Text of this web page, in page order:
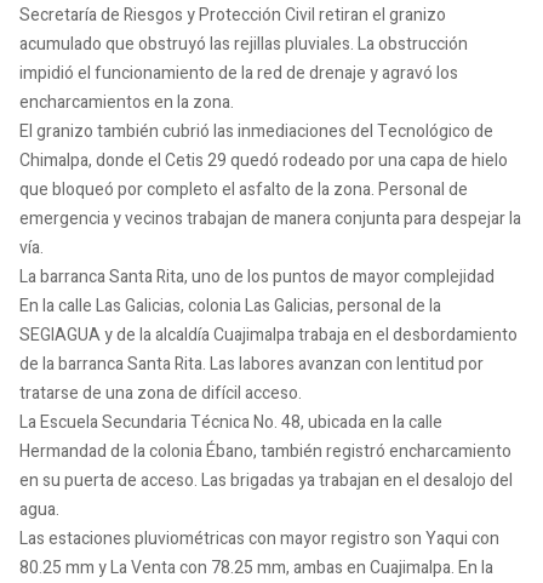
Secretaría de Riesgos y Protección Civil retiran el granizo
acumulado que obstruyó las rejillas pluviales. La obstrucción
impidió el funcionamiento de la red de drenaje y agravó los
encharcamientos en la zona.
El granizo también cubrió las inmediaciones del Tecnológico de
Chimalpa, donde el Cetis 29 quedó rodeado por una capa de hielo
que bloqueó por completo el asfalto de la zona. Personal de
emergencia y vecinos trabajan de manera conjunta para despejar la
vía.
La barranca Santa Rita, uno de los puntos de mayor complejidad
En la calle Las Galicias, colonia Las Galicias, personal de la
SEGIAGUA y de la alcaldía Cuajimalpa trabaja en el desbordamiento
de la barranca Santa Rita. Las labores avanzan con lentitud por
tratarse de una zona de difícil acceso.
La Escuela Secundaria Técnica No. 48, ubicada en la calle
Hermandad de la colonia Ébano, también registró encharcamiento
en su puerta de acceso. Las brigadas ya trabajan en el desalojo del
agua.
Las estaciones pluviométricas con mayor registro son Yaqui con
80.25 mm y La Venta con 78.25 mm, ambas en Cuajimalpa. En la